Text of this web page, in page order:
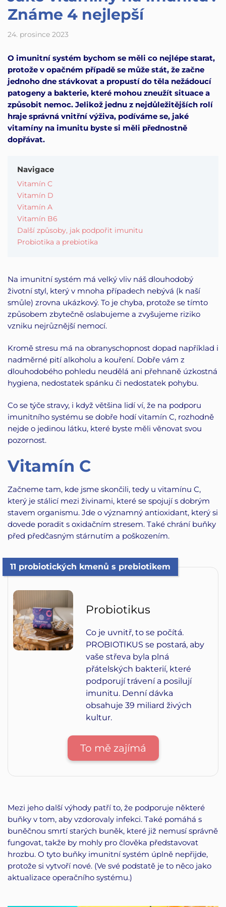
Známe 4 nejlepší
24. prosince 2023
O imunitní systém bychom se měli co nejlépe starat,
protože v opačném případě se může stát, že začne
jednoho dne stávkovat a propustí do těla nežádoucí
patogeny a bakterie, které mohou zneužít situace a
způsobit nemoc. Jelikož jednu z nejdůležitějších rolí
hraje správná vnitřní výživa, podíváme se, jaké
vitamíny na imunitu byste si měli přednostně
dopřávat.
Navigace
Vitamín C
Vitamín D
Vitamín A
Vitamín B6
Další způsoby, jak podpořit imunitu
Probiotika a prebiotika
Na imunitní systém má velký vliv náš dlouhodobý
životní styl, který v mnoha případech nebývá (k naší
smůle) zrovna ukázkový. To je chyba, protože se tímto
způsobem zbytečně oslabujeme a zvyšujeme riziko
vzniku nejrůznější nemocí.
Kromě stresu má na obranyschopnost dopad například i
nadměrné pití alkoholu a kouření. Dobře vám z
dlouhodobého pohledu neudělá ani přehnaně úzkostná
hygiena, nedostatek spánku či nedostatek pohybu.
Co se týče stravy, i když většina lidí ví, že na podporu
imunitního systému se dobře hodí vitamín C, rozhodně
nejde o jedinou látku, které byste měli věnovat svou
pozornost.
Vitamín C
Začneme tam, kde jsme skončili, tedy u vitamínu C,
který je stálicí mezi živinami, které se spojují s dobrým
stavem organismu. Jde o významný antioxidant, který si
dovede poradit s oxidačním stresem. Také chrání buňky
před předčasným stárnutím a poškozením.
11 probiotických kmenů s prebiotikem
Probiotikus
Co je uvnitř, to se počítá.
PROBIOTIKUS se postará, aby
vaše střeva byla plná
přátelských bakterií, které
podporují trávení a posilují
imunitu. Denní dávka
obsahuje 39 miliard živých
kultur.
To mě zajímá
Mezi jeho další výhody patří to, že podporuje některé
buňky v tom, aby vzdorovaly infekci. Také pomáhá s
buněčnou smrtí starých buněk, které již nemusí správně
fungovat, takže by mohly pro člověka představovat
hrozbu. O tyto buňky imunitní systém úplně nepřijde,
protože si vytvoří nové. (Ve své podstatě je to něco jako
aktualizace operačního systému.)